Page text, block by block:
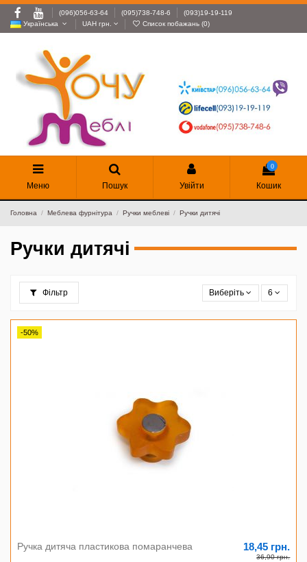
(096)056-63-64 (095)738-748-6
(093)19-19-119
Українська
UAH грн. Список побажань (0)
Меню Пошук Увійти
0
Кошик
Головна Меблева фурнітура Ручки меблеві Ручки дитячі
Ручки дитячі
Фільтр Виберіть 6
-50%
Ручка дитяча пластикова помаранчева 18,45 грн.
36,90 грн.